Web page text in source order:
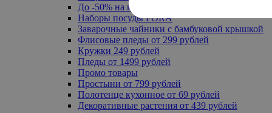
До -50% на ковры
Наборы посуды FORA
Заварочные чайники с бамбуковой крышкой
Флисовые пледы от 299 рублей
Кружки 249 рублей
Пледы от 1499 рублей
Промо товары
Простыни от 799 рублей
Полотенце кухонное от 69 рублей
Декоративные растения от 439 рублей